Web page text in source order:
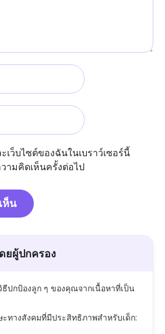
เว็บไซต์ของฉันในเบราว์เซอร์นี้
ามคิดเห็นครั้งต่อไป
ยผู้ปกครอง
ปกป้องลูก ๆ ของคุณจากเนื้อหาที่เป็น
ะทางสังคมที่มีประสิทธิภาพสำหรับเด็ก: